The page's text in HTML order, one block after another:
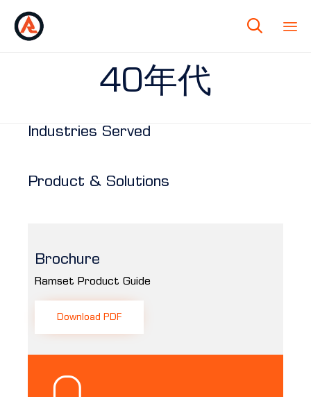

40年代
Industries Served
Product & Solutions
Brochure
Ramset Product Guide
Download PDF